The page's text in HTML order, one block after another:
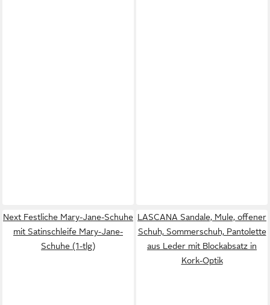
Next Festliche Mary-Jane-Schuhe
mit Satinschleife Mary-Jane-
Schuhe (1-tlg)
LASCANA Sandale, Mule, offener
Schuh, Sommerschuh, Pantolette
aus Leder mit Blockabsatz in
Kork-Optik